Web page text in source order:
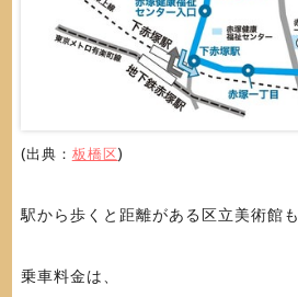
(出典： 板橋区)
駅から歩くと距離がある区立美術館
乗車料金は、